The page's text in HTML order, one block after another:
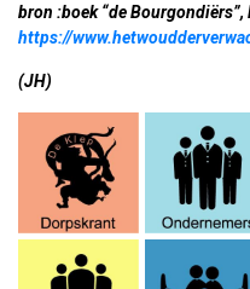
bron :boek “de
https://
(JH)